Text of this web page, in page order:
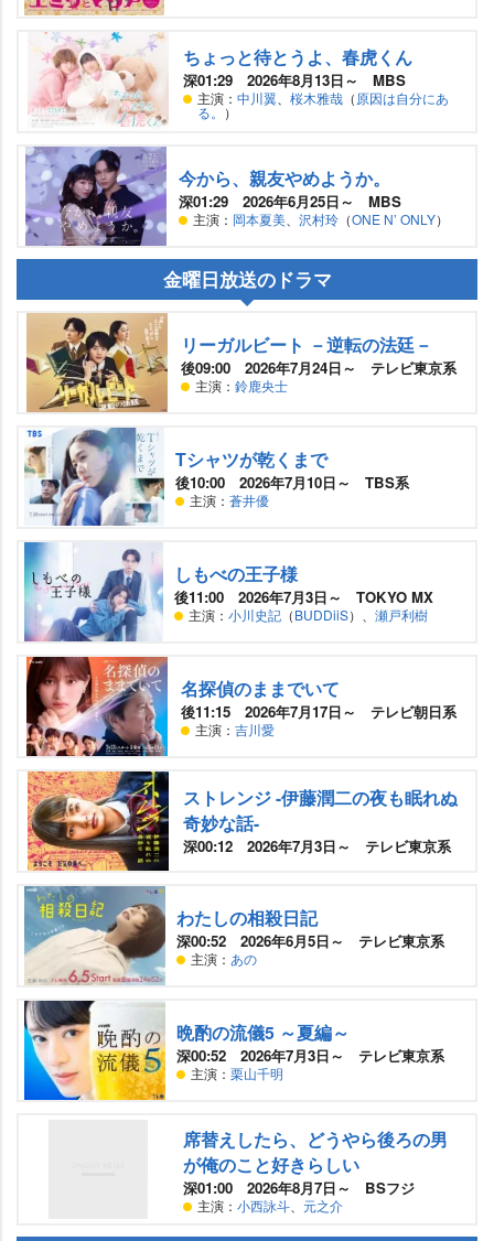
ちょっと待とうよ、春虎くん
深01:29 2026年8月13日～ MBS
主演： 中川翼 桜木雅哉 （原因は自分にあ
る。）
今から、親友やめようか。
深01:29 2026年6月25日～ MBS
主演： 岡本夏美 沢村玲 （ONE N’ ONLY）
金曜日放送のドラマ
リーガルビート －逆転の法廷－
後09:00 2026年7月24日～ テレビ東京系
主演： 鈴鹿央士
Tシャツが乾くまで
後10:00 2026年7月10日～ TBS系
主演： 蒼井優
しもべの王子様
後11:00 2026年7月3日～ TOKYO MX
主演： 小川史記 （BUDDiiS）、 瀬戸利樹
名探偵のままでいて
後11:15 2026年7月17日～ テレビ朝日系
主演： 吉川愛
ストレンジ -伊藤潤二の夜も眠れぬ
奇妙な話-
深00:12 2026年7月3日～ テレビ東京系
わたしの相殺日記
深00:52 2026年6月5日～ テレビ東京系
主演： あの
晩酌の流儀5 ～夏編～
深00:52 2026年7月3日～ テレビ東京系
主演： 栗山千明
席替えしたら、どうやら後ろの男
が俺のこと好きらしい
深01:00 2026年8月7日～ BSフジ
主演： 小西詠斗 元之介